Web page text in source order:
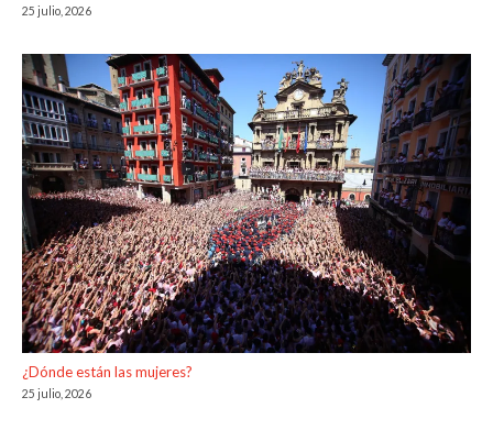
25 julio, 2026
¿Dónde están las mujeres?
25 julio, 2026